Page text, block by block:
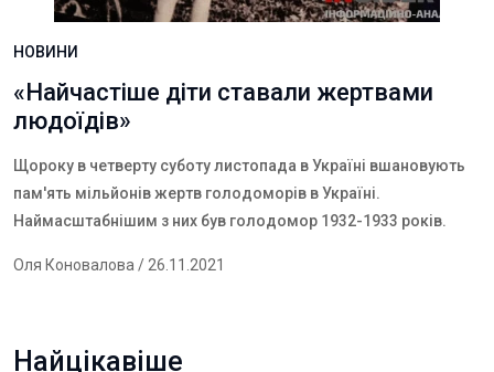
НОВИНИ
«Найчастіше діти ставали жертвами
людоїдів»
Щороку в четверту суботу листопада в Україні вшановують
пам'ять мільйонів жертв голодоморів в Україні.
Наймасштабнішим з них був голодомор 1932-1933 років.
Оля Коновалова / 26.11.2021
Найцікавіше